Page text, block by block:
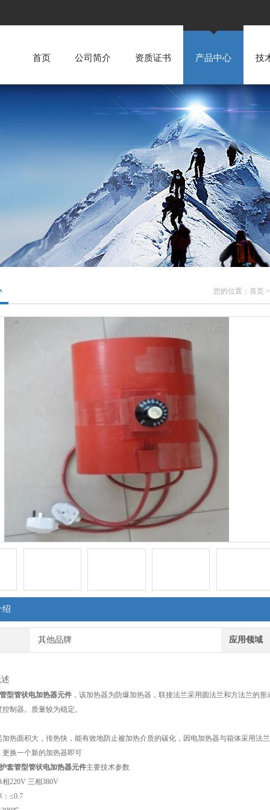
首页 公司简介 资质证书 产品中心 技
您的位置： 首页
绍
其他品牌 应用领域
型管状电加热器元件 ，该加热器为防爆加热器，联接法兰采用圆法兰和方法兰的
制器。质量较为稳定。
加热面积大，传热快，能有效地防止被加热介质的碳化，因电加热器与箱体采用法
更换一个新的加热器即可
套管型管状电加热器元件主要技术参数
220V 三相380V
：≤0.7